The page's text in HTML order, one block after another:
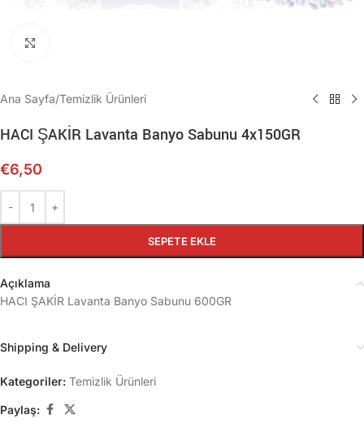
Ana Sayfa/Temizlik Ürünleri
HACI ŞAKİR Lavanta Banyo Sabunu 4x150GR
€6,50
SEPETE EKLE
Açıklama
HACI ŞAKİR Lavanta Banyo Sabunu 600GR
Shipping & Delivery
Kategoriler: Temizlik Ürünleri
Paylaş: